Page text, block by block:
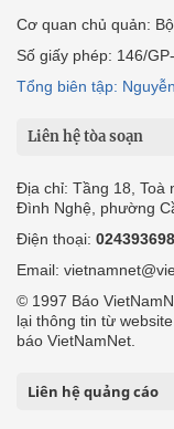
Cơ quan chủ quản:
Số giấy phép: 146/
Tổng biên tập:
Liên hệ tòa soạn
Địa chỉ: Tầng 18, Toà
Đình Nghệ, phường
Điện thoại:
Email:
© 1997 Báo
lại thông tin từ
báo VietNamNet.
Liên hệ quảng cáo